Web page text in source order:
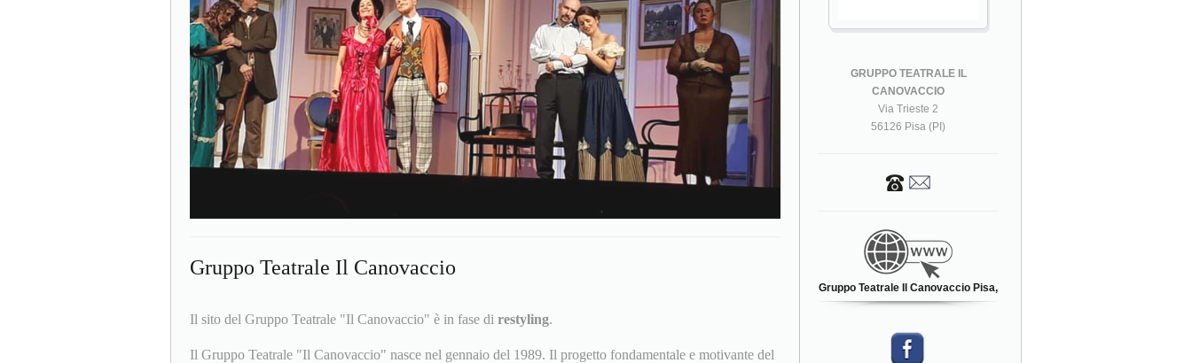
Gruppo Teatrale Il Canovaccio
Il sito del Gruppo Teatrale "Il Canovaccio" è in fase di restyling.
Il Gruppo Teatrale "Il Canovaccio" nasce nel gennaio del 1989. Il progetto fondamentale e motivante del
GRUPPO TEATRALE IL
CANOVACCIO
Via Trieste 2
56126 Pisa (PI)
Gruppo Teatrale Il Canovaccio Pisa,